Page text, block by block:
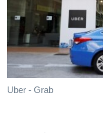
ค้นหา
ไลฟ์สไตล์
ตรวจสอบข่าว
เรียนรู้ภาษาอังกฤษ
พอดคาสต์
Uber - Grab